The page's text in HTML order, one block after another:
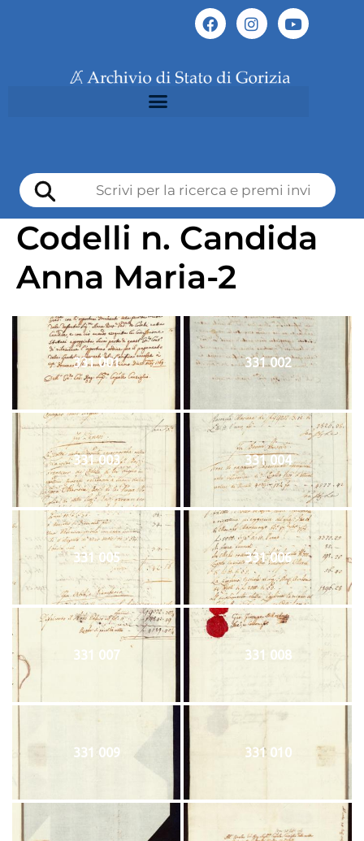
Codelli n. Candida
Anna Maria-2
331 001 331 002
331 003 331 004
331 005 331 006
331 007 331 008
331 009 331 010